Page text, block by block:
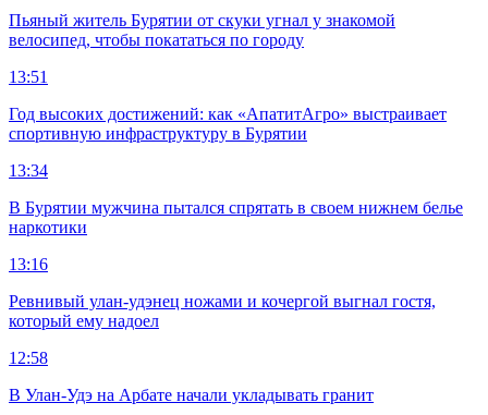
Пьяный житель Бурятии от скуки угнал у знакомой
велосипед, чтобы покататься по городу
13:51
Год высоких достижений: как «АпатитАгро» выстраивает
спортивную инфраструктуру в Бурятии
13:34
В Бурятии мужчина пытался спрятать в своем нижнем белье
наркотики
13:16
Ревнивый улан-удэнец ножами и кочергой выгнал гостя,
который ему надоел
12:58
В Улан-Удэ на Арбате начали укладывать гранит